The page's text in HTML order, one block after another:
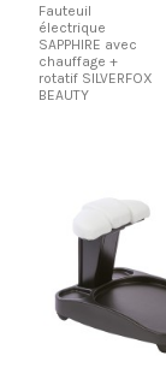
Fauteuil
électrique
SAPPHIRE avec
chauffage +
rotatif SILVERFOX
BEAUTY